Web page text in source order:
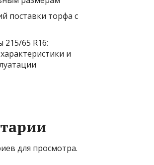
поставки торфа с
65 R16:
и
для просмотра.